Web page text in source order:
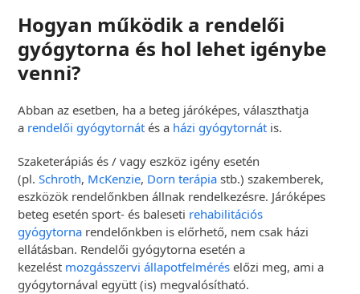
Hogyan működik a rendelői
gyógytorna és hol lehet igénybe
venni?
Abban az esetben, ha a beteg járóképes, választhatja
a rendelői gyógytornát és a házi gyógytornát is.
Szaketerápiás és / vagy eszköz igény esetén
(pl.Schroth, McKenzie, Dorn terápia stb.) szakemberek,
eszközök rendelőnkben állnak rendelkezésre. Járóképes
beteg esetén sport- és baleseti rehabilitációs
gyógytorna rendelőnkben is előrhető, nem csak házi
ellátásban. Rendelői gyógytorna esetén a
kezelést mozgásszervi állapotfelmérés előzi meg, ami a
gyógytornával együtt (is) megvalósítható.